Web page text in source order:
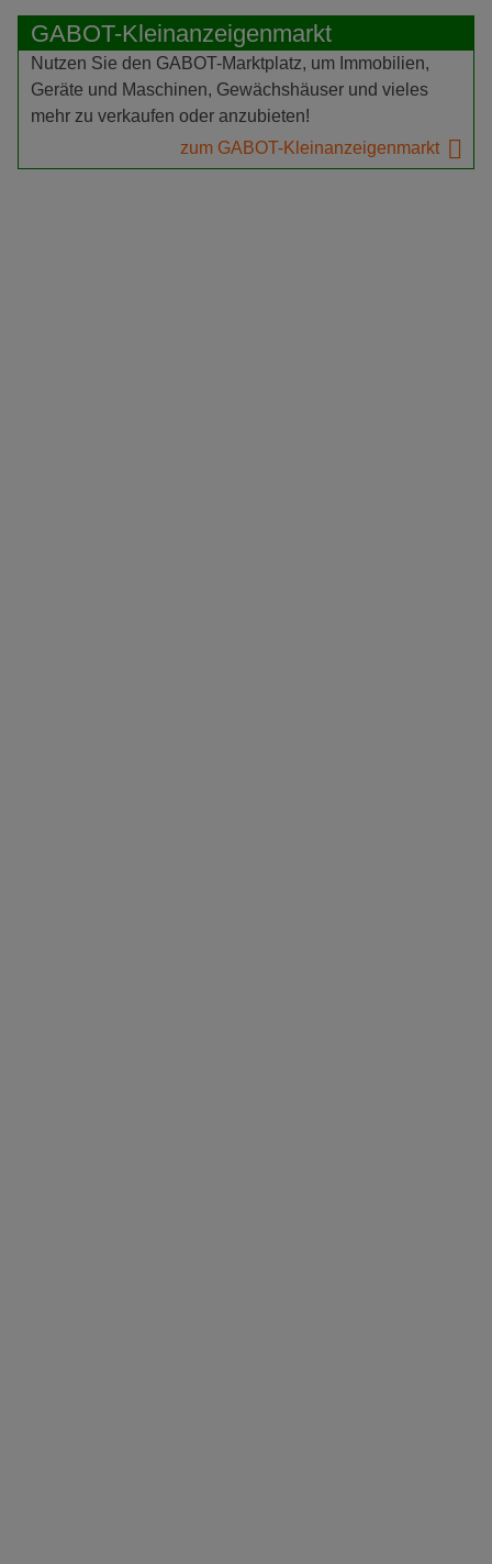
GABOT-Kleinanzeigenmarkt
Nutzen Sie den GABOT-Marktplatz, um Immobilien,
Geräte und Maschinen, Gewächshäuser und vieles
mehr zu verkaufen oder anzubieten!
zum GABOT-Kleinanzeigenmarkt